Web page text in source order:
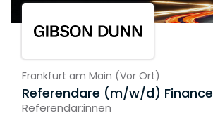
Frankfurt am Main (Vor Ort)
Referendare (m/w/d) Finance
Referendar:innen